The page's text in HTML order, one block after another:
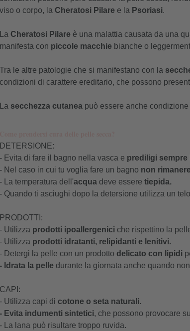
viso o corpo, la Cheratosi Pilare e la Psoriasi.
La Cheratosi Pilare è una malattia causata da una
manifesta con piccole macchie bianche o
Tra le altre patologie che si manifestano con la
condizioni di carattere ereditario, che possono
La secchezza cutaneapuò essere anche
DETERSIONE:
- Evita di fare il bagno nella vasca e prediligi sempre
- Nel caso in cui tu voglia fare un bagno non
- La temperatura dell'acquadeve essere tiepida.
- Quando ti asciughi dopo la detersione utilizza un
PRODOTTI:
- Utilizza prodotti ipoallergenici che rispettino la
- Utilizza prodotti idratanti, relipidanti e lenitivi.
- Detergi la pelle con un prodotto delicato con lipidi
- Idrata la pelle durante la giornata anche quando
CAPI:
- Utilizza capi di cotone o seta naturali.
- Evita indumenti sintetici, che possono provocare
- La lana può risultare troppo ruvida.